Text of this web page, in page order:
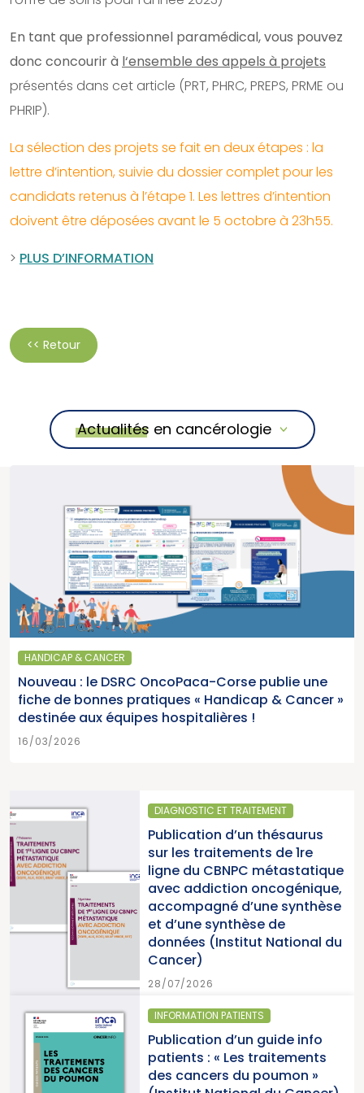
En tant que professionnel paramédical, vous pouvez
donc concourir à l‘ensemble des appels à projets
présentés dans cet article (PRT, PHRC, PREPS, PRME ou
PHRIP).
La sélection des projets se fait en deux étapes : la
lettre d’intention, suivie du dossier complet pour les
candidats retenus à l’étape 1. Les lettres d’intention
doivent être déposées avant le 5 octobre à 23h55.
> PLUS D’INFORMATION
<< Retour
Actualités en cancérologie
HANDICAP & CANCER
Nouveau : le DSRC OncoPaca-Corse publie une
fiche de bonnes pratiques « Handicap & Cancer »
destinée aux équipes hospitalières !
16/03/2026
ET TRAITEMENT
d’un thésaurus
traitements de 1re
du CBNPC métastatique
addiction oncogénique,
d’une synthèse
synthèse de
(Institut National du
PATIENTS
d’un guide info
: « Les traitements
du poumon »
pour
du
15/07/